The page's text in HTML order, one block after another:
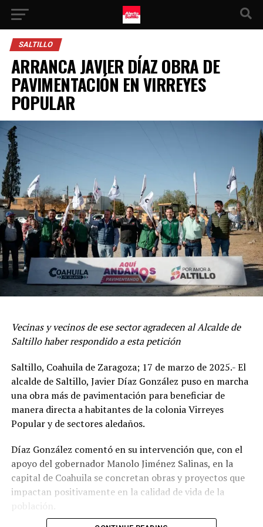
SALTILLO
ARRANCA JAVIER DÍAZ OBRA DE
PAVIMENTACIÓN EN VIRREYES
POPULAR
Vecinas y vecinos de ese sector agradecen al Alcalde de
Saltillo haber respondido a esta petición
Saltillo, Coahuila de Zaragoza; 17 de marzo de 2025.- El
alcalde de Saltillo, Javier Díaz González puso en marcha
una obra más de pavimentación para beneficiar de
manera directa a habitantes de la colonia Virreyes
Popular y de sectores aledaños.
Díaz González comentó en su intervención que, con el
apoyo del gobernador Manolo Jiménez Salinas, en la
capital de Coahuila se concretan obras y proyectos que
impactan positivamente en la calidad de vida de la